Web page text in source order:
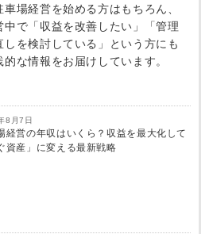
車場経営を始める方はもちろん、
中で「収益を改善したい」「管理
しを検討している」という方にも
的な情報をお届けしています。
8月7日
経営の年収はいくら？収益を最大化して
資産」に変える最新戦略